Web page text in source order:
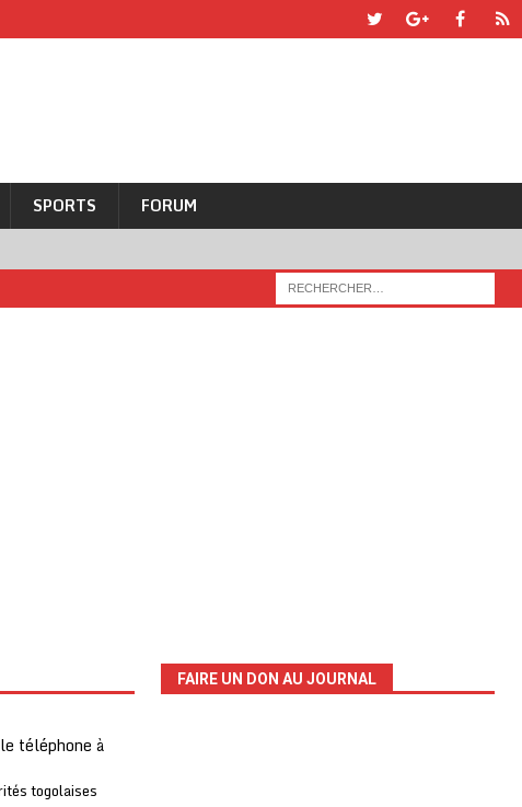
SPORTS FORUM
téléphone à
togolaises
FAIRE UN DON AU JOURNAL